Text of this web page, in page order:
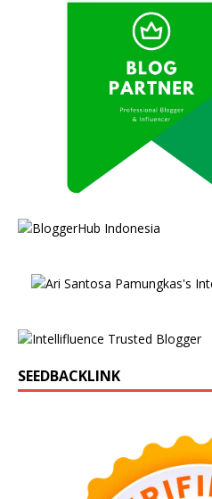
SEEDBACKLINK